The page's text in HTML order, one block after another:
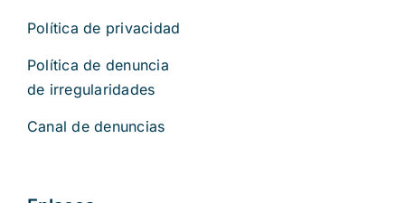
Política de privacidad
Política de denuncia
de irregularidades
Canal de denuncias